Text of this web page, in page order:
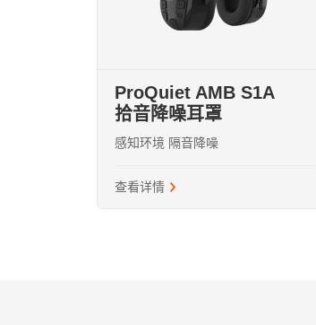
ProQuiet AMB S1A
拾音降噪耳罩
感知环境 隔音降噪
查看详情